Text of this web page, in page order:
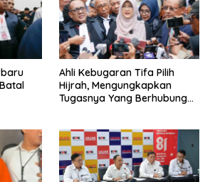
Ahli Kebugaran Tifa Pilih
Hijrah, Mengungkapkan
Tugasnya Yang Berhubungan